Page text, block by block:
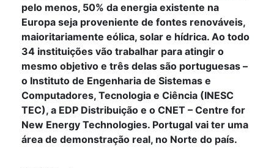
pelo menos, 50% da energia existente na
Europa seja proveniente de fontes renováveis,
maioritariamente eólica, solar e hídrica. Ao todo
34 instituições vão trabalhar para atingir o
mesmo objetivo e três delas são portuguesas –
o Instituto de Engenharia de Sistemas e
Computadores, Tecnologia e Ciência (INESC
TEC), a EDP Distribuição e o CNET – Centre for
New Energy Technologies. Portugal vai ter uma
área de demonstração real, no Norte do país.